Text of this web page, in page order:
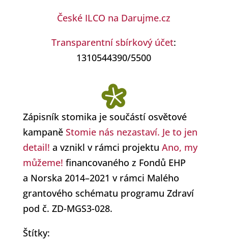
České ILCO na Darujme.cz
Transparentní sbírkový účet:
1310544390/5500
Zápisník stomika je součástí osvětové
kampaně Stomie nás nezastaví. Je to jen
detail! a vznikl v rámci projektu Ano, my
můžeme! financovaného z Fondů EHP
a Norska 2014–2021 v rámci Malého
grantového schématu programu Zdraví
pod č. ZD-MGS3-028.
Štítky: